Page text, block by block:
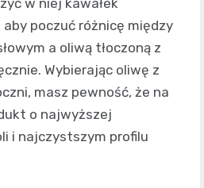
poczuć różnicę między
a oliwą tłoczoną z
Wybierając oliwę z
masz pewność, że na
o najwyższej
i najczystszym profilu